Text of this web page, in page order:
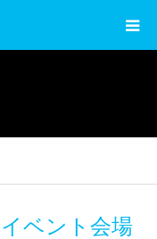
ベント会場